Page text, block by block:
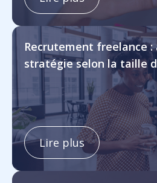
Recrutement freelance
stratégie selon la taille
Lire plus